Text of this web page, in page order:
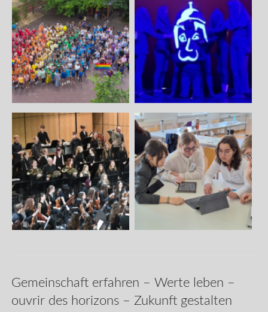
Gemeinschaft erfahren – Werte leben –
ouvrir des horizons – Zukunft gestalten